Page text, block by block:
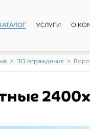
УСЛУГИ О
> 3D ограждения >